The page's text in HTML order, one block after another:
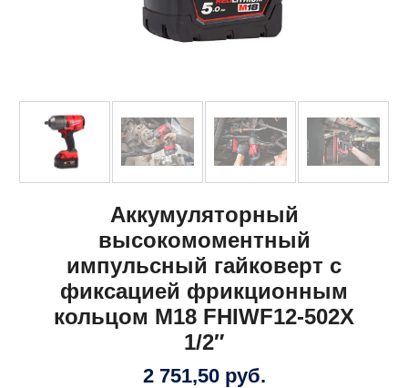
Аккумуляторный
высокомоментный
импульсный гайковерт с
фиксацией фрикционным
кольцом M18 FHIWF12-502X
1/2″
2 751,50 руб.